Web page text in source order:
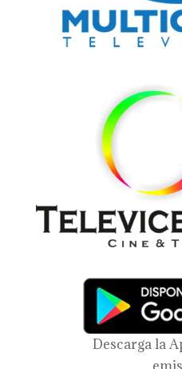
Descarga la